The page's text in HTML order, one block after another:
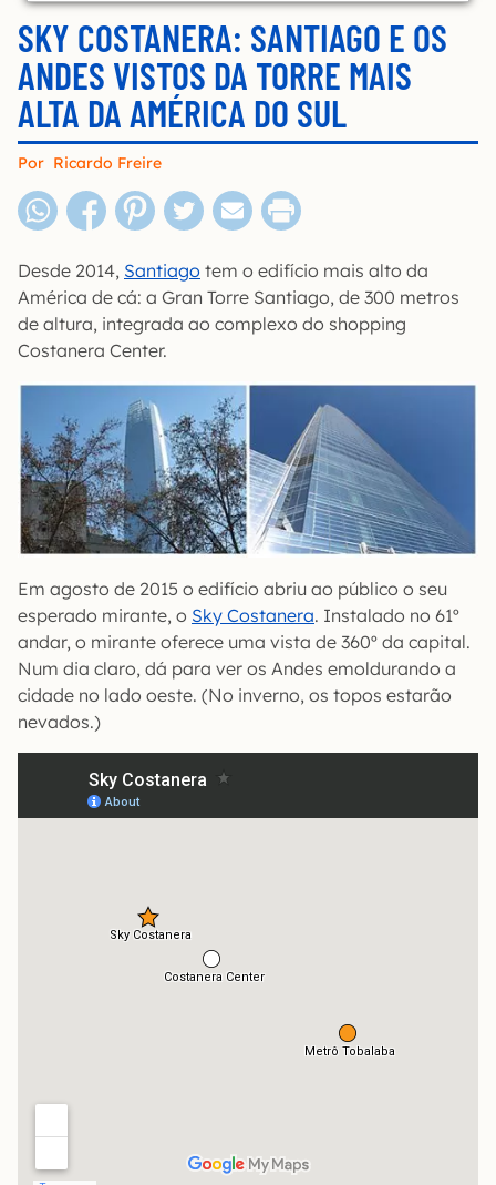
SKY COSTANERA: SANTIAGO E OS
ANDES VISTOS DA TORRE MAIS
ALTA DA AMÉRICA DO SUL
Por Ricardo Freire
Desde 2014, Santiago tem o edifício mais alto da
América de cá: a Gran Torre Santiago, de 300 metros
de altura, integrada ao complexo do shopping
Costanera Center.
Em agosto de 2015 o edifício abriu ao público o seu
esperado mirante, o Sky Costanera. Instalado no 61º
andar, o mirante oferece uma vista de 360º da capital.
Num dia claro, dá para ver os Andes emoldurando a
cidade no lado oeste. (No inverno, os topos estarão
nevados.)